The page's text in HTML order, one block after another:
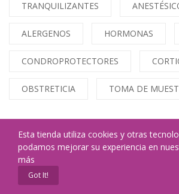
Home
TRANQUILIZANTES
ALERGENOS HORMONAS
CONDROPROTECTORES
OBSTRETICIA TOMA DE
Esta tienda utiliza cookies y otras
podamos mejorar su experiencia en
más
Got It!